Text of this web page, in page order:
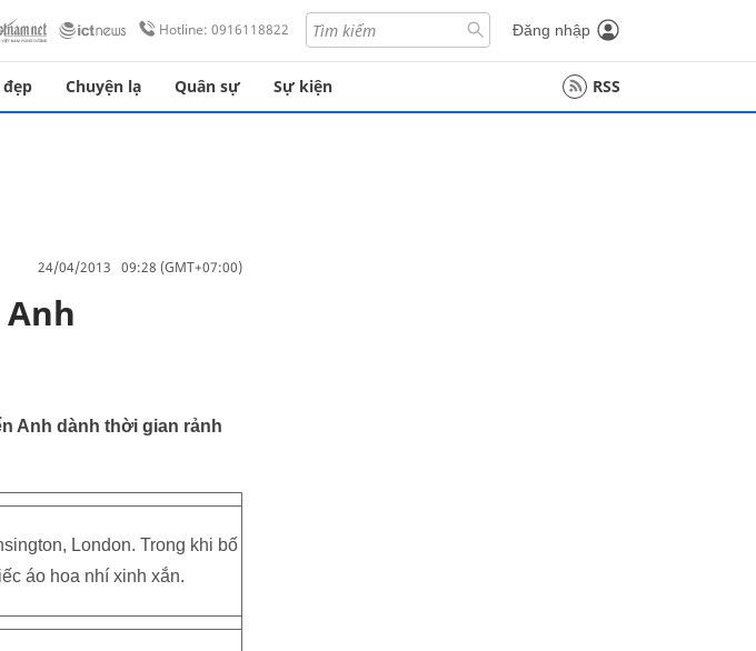
Hotline: 0916118822 Đăng nhập
đẹp Chuyện lạ Quân sự Sự kiện RSS
24/04/2013 09:28 (GMT+07:00)
Anh dành thời gian rảnh
London. Trong khi bố
áo hoa nhí xinh xắn.